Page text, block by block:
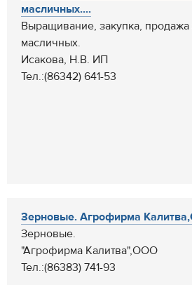
масличных....
Выращивание, закупка,
масличных.
Исакова, Н.В. ИП
Тел.:(86342) 641-53
Зерновые. Агрофирма
Зерновые.
"Агрофирма Калитва",ООО
Тел.:(86383) 741-93